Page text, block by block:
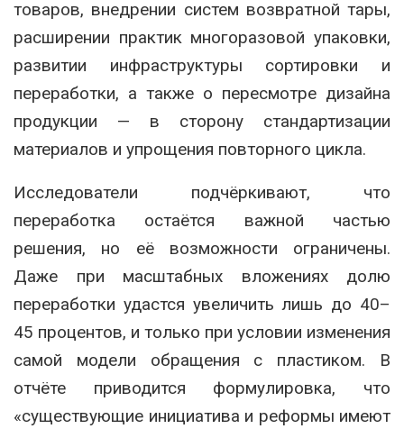
товаров, внедрении систем возвратной тары,
расширении практик многоразовой упаковки,
развитии инфраструктуры сортировки и
переработки, а также о пересмотре дизайна
продукции — в сторону стандартизации
материалов и упрощения повторного цикла.
Исследователи подчёркивают, что
переработка остаётся важной частью
решения, но её возможности ограничены.
Даже при масштабных вложениях долю
переработки удастся увеличить лишь до 40–
45 процентов, и только при условии изменения
самой модели обращения с пластиком. В
отчёте приводится формулировка, что
«существующие инициатива и реформы имеют